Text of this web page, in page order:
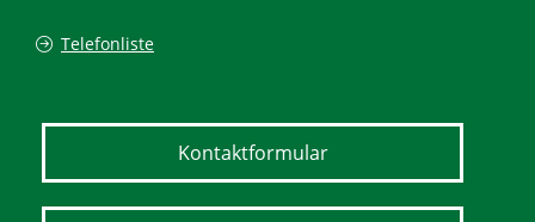
Telefonliste
Kontaktformular